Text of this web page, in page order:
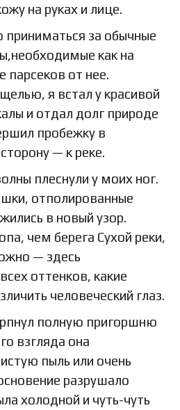
на руках и лице.
за обычные
как на
парсеков от нее.
я встал у красивой
и отдал долг природе
пробежку в
— к реке.
плеснули у моих ног.
отполированные
в новый узор.
чем берега Сухой реки,
— здесь
оттенков, какие
человеческий глаз.
полную пригоршню
взгляда она
пыль или очень
разрушало
холодной и чуть-чуть